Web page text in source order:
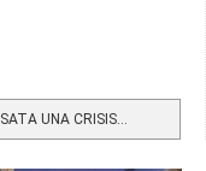
UNA CRISIS...